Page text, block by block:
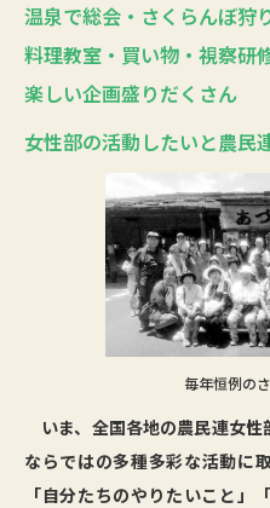
温泉で総会・さくらんぼ狩
料理教室・買い物・視察研
楽しい企画盛りだくさん
女性部の活動したいと農民
毎年恒例の
いま、全国各地の農民連女性
ならではの多種多彩な活動に
「自分たちのやりたいこと」